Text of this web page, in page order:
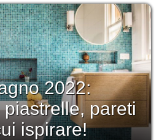
2022:
pareti
ispirare!